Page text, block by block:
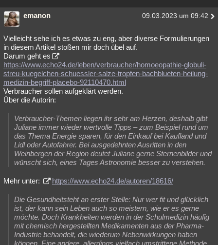
emanon 09.03.2023 um 09:42
Vielleicht sehe ich es etwas zu eng, aber diverse Formulierungen
in diesem Artikel stoßen mir doch übel auf.
Darum geht es
https://www.echo24.de/leben/verbraucher/homoeopathie-globuli-
streu-kuegelchen-schuessler-salze-tropfen-bachblueten-heilung-
medizin-begriff-placebo-92110470.html
Verbraucher sollen aufgeklärt werden.
Über die Autorin:
Verbraucher-Themen liegen ihr sehr am Herzen, deshalb gibt
Juliane immer wieder wertvolle Tipps – zum Beispiel rund um
das Thema Energie sparen, für den Einkauf bei Kaufland und
Lidl oder Autofahrer. Bei ausgedehnten Ausritten in den
Weinbergen der Region deutet Juliane gerne Sternenbilder und
wünscht sich, eines Tages Astronomie besser zu verstehen.
Mehr unter: https://www.echo24.de/autoren/18616/
Die Gesundheitsteht an erster Stelle: Nur wer fit und glücklich
ist, der kann sein Leben auch so meistern, wie er es gerne
möchte. Doch Krankheiten werden in der Schulmedizin häufig
mit chemisch hergestellten Medikamenten aus der Pharma-
Industrie behandelt, die wiederum Nebenwirkungen haben